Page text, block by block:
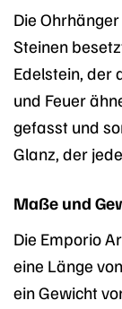
Die
Steinen
Edelstein, der
und Feuer
gefasst und
Glanz, der
Maße und
Die Emporio
eine Länge
ein Gewicht